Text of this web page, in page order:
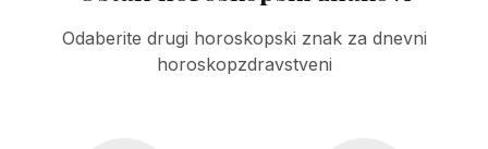
Odaberite drugi horoskopski znak za dnevni
horoskopzdravstveni